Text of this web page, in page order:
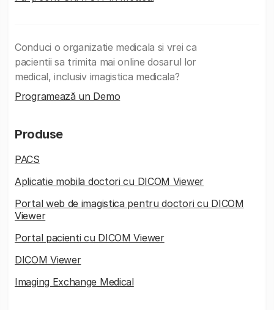
Conduci o organizatie medicala si vrei ca
pacientii sa trimita mai online dosarul lor
medical, inclusiv imagistica medicala?
Programează un Demo
Produse
PACS
Aplicatie mobila doctori cu DICOM Viewer
Portal web de imagistica pentru doctori cu DICOM
Viewer
Portal pacienti cu DICOM Viewer
DICOM Viewer
Imaging Exchange Medical